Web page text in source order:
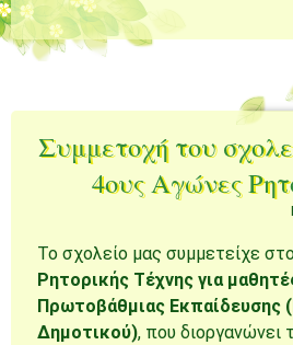
Συμμετοχή του
4ους Αγώνες
To σχολείο μας συμμετείχε
Ρητορικής Τέχνης για
Πρωτοβάθμιας Εκπαίδευσης
Δημοτικού), που διοργανώνει